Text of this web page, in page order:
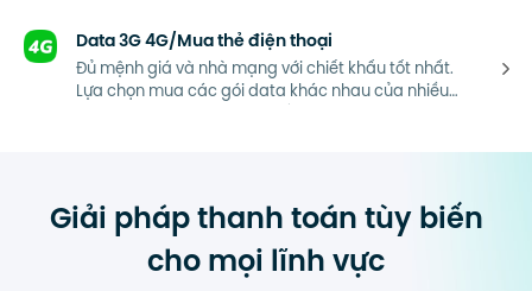
Data 3G 4G/Mua thẻ điện thoại
Đủ mệnh giá và nhà mạng với chiết khấu tốt nhất.
Lựa chọn mua các gói data khác nhau của nhiều
Giải pháp thanh toán tùy biến
cho mọi lĩnh vực